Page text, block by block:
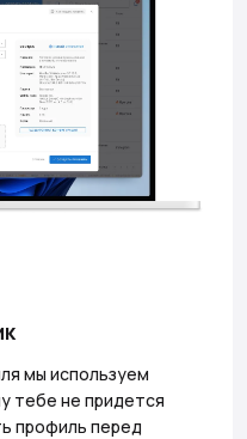
мы используем
тебе не придется
профиль перед